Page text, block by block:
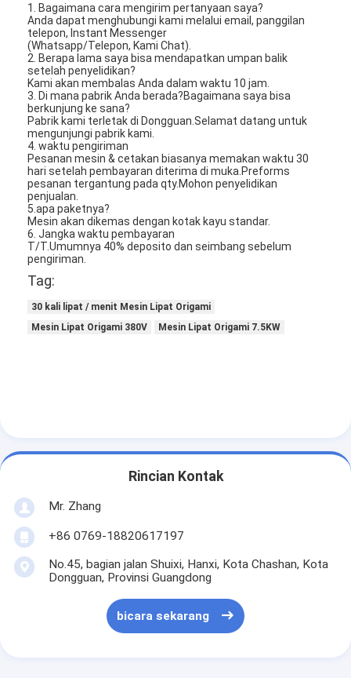
Rumah
Produk
Video
Tentang kami
Tur Pabrik
Hubungi Kami
Mesin Manufaktur Filter Udara
Mesin Pembuat Filter Saku
Mesin Memukau Semi Otomatis
Frame Welder
1. Bagaimana cara mengirim pertanyaan saya?
Anda dapat menghubungi kami melalui email, panggilan
telepon, Instant Messenger
(Whatsapp/Telepon, Kami Chat).
2. Berapa lama saya bisa mendapatkan umpan balik
setelah penyelidikan?
Kami akan membalas Anda dalam waktu 10 jam.
3. Di mana pabrik Anda berada?Bagaimana saya bisa
berkunjung ke sana?
Pabrik kami terletak di Dongguan.Selamat datang untuk
mengunjungi pabrik kami.
4. waktu pengiriman
Pesanan mesin & cetakan biasanya memakan waktu 30
hari setelah pembayaran diterima di muka.Preforms
pesanan tergantung pada qty.Mohon penyelidikan
penjualan.
5.apa paketnya?
Mesin akan dikemas dengan kotak kayu standar.
6. Jangka waktu pembayaran
T/T.Umumnya 40% deposito dan seimbang sebelum
pengiriman.
Tag:
30 kali lipat / menit Mesin Lipat Origami
Mesin Lipat Origami 380V
Mesin Lipat Origami 7.5KW
Rincian Kontak
Mr. Zhang
+86 0769-18820617197
No.45, bagian jalan Shuixi, Hanxi, Kota Chashan, Kota
Dongguan, Provinsi Guangdong
bicara sekarang